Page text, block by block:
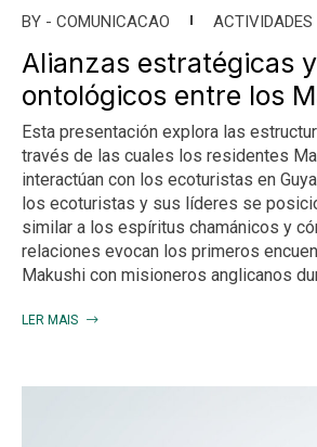
BY - COMUNICACAO ACTIVIDADES
Alianzas estratégicas
ontológicos entre los
Esta presentación explora las
través de las cuales los residentes
interactúan con los ecoturistas en
los ecoturistas y sus líderes se
similar a los espíritus chamánicos y
relaciones evocan los primeros
Makushi con misioneros anglicanos
LER MAIS